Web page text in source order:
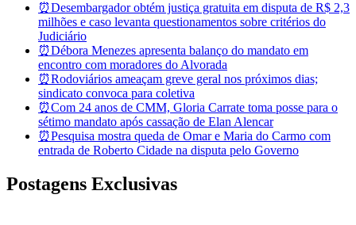
⏰Desembargador obtém justiça gratuita em disputa de R$ 2,3
milhões e caso levanta questionamentos sobre critérios do
Judiciário
⏰Débora Menezes apresenta balanço do mandato em
encontro com moradores do Alvorada
⏰Rodoviários ameaçam greve geral nos próximos dias;
sindicato convoca para coletiva
⏰Com 24 anos de CMM, Gloria Carrate toma posse para o
sétimo mandato após cassação de Elan Alencar
⏰Pesquisa mostra queda de Omar e Maria do Carmo com
entrada de Roberto Cidade na disputa pelo Governo
Postagens Exclusivas